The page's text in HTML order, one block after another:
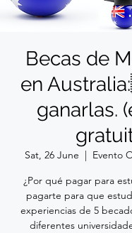
Becas de
en
ganarlas.
Sat, 26 June
  |
Evento
¿Por qué pagar para
pagarte para que
experiencias de 5
diferentes